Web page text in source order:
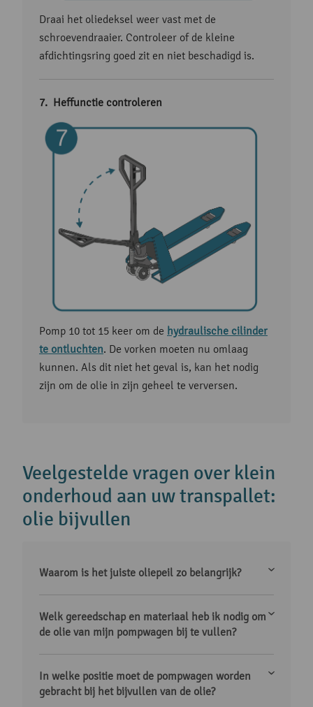
Draai het oliedeksel weer vast met de
schroevendraaier. Controleer of de kleine
afdichtingsring goed zit en niet beschadigd is.
Heffunctie controleren
Pomp 10 tot 15 keer om de hydraulische cilinder
te ontluchten. De vorken moeten nu omlaag
kunnen. Als dit niet het geval is, kan het nodig
zijn om de olie in zijn geheel te verversen.
Veelgestelde vragen over klein
onderhoud aan uw transpallet:
olie bijvullen
Waarom is het juiste oliepeil zo belangrijk?
Welk gereedschap en materiaal heb ik nodig om
de olie van mijn pompwagen bij te vullen?
In welke positie moet de pompwagen worden
gebracht bij het bijvullen van de olie?